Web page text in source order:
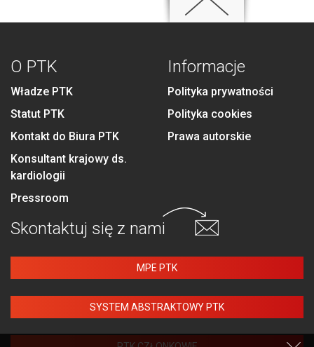
O PTK
Władze PTK
Statut PTK
Kontakt do Biura PTK
Konsultant krajowy ds.
kardiologii
Pressroom
Informacje
Polityka prywatności
Polityka cookies
Prawa autorskie
Skontaktuj się z nami
MPE PTK
SYSTEM ABSTRAKTOWY PTK